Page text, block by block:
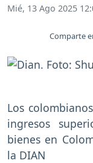
Mié, 13 Ago 2025
Comparte
Los
ingresos
bienes en
la DIAN